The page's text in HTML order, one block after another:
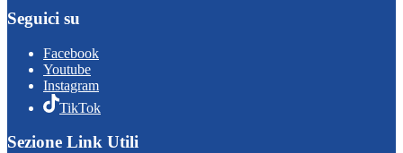
Seguici su
Facebook
Youtube
Instagram
TikTok
Sezione Link Utili